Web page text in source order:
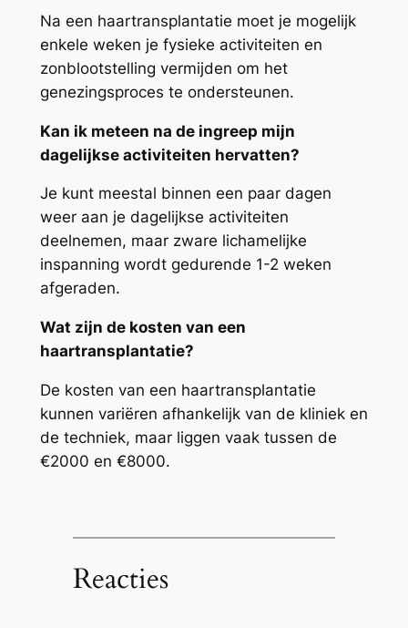
Na een haartransplantatie moet je mogelijk
enkele weken je fysieke activiteiten en
zonblootstelling vermijden om het
genezingsproces te ondersteunen.
Kan ik meteen na de ingreep mijn
dagelijkse activiteiten hervatten?
Je kunt meestal binnen een paar dagen
weer aan je dagelijkse activiteiten
deelnemen, maar zware lichamelijke
inspanning wordt gedurende 1-2 weken
afgeraden.
Wat zijn de kosten van een
haartransplantatie?
De kosten van een haartransplantatie
kunnen variëren afhankelijk van de kliniek en
de techniek, maar liggen vaak tussen de
€2000 en €8000.
Reacties